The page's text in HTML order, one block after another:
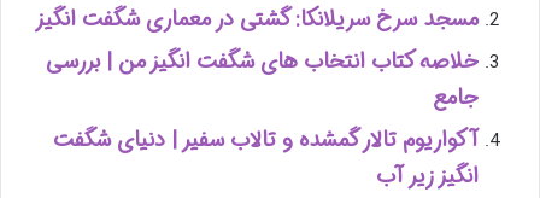
مسجد سرخ سریلانکا: گشتی در معماری شگفت انگیز
خلاصه کتاب انتخاب های شگفت انگیز من | بررسی
جامع
آکواریوم تالار گمشده و تالاب سفیر | دنیای شگفت
انگیز زیر آب